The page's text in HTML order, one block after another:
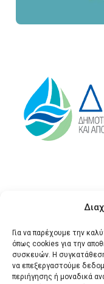
Για να παρέχουμε την
όπως cookies για την
συσκευών. Η συγκατάθεση
να επεξεργαστούμε
περιήγησης ή μοναδικά
© 2026 Santonews -
τα δικαιώματα